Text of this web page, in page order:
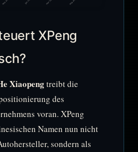
XPeng
Xiaopengtreibt die
des
voran. XPeng
Namen nun nicht
sondern als